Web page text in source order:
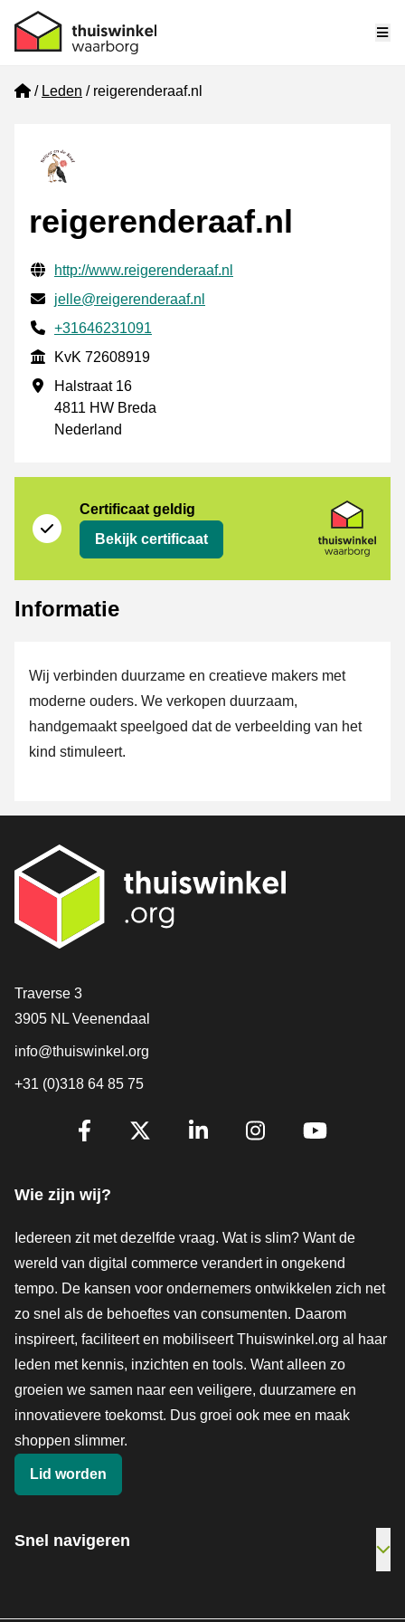
Home
Leden reigerenderaaf.nl
reigerenderaaf.nl
Gecontroleerde contactgegevens
Website URL
http://www.reigerenderaaf.nl
E-mail
jelle@reigerenderaaf.nl
Telefoonnummer
+31646231091
KvK
KvK 72608919
Vestigingsadres
Halstraat 16
4811 HW Breda
Nederland
Certificaat geldig
Bekijk certificaat
Informatie
Wij verbinden duurzame en creatieve makers met
moderne ouders. We verkopen duurzaam,
handgemaakt speelgoed dat de verbeelding van het
kind stimuleert.
Contact
Traverse 3
3905 NL Veenendaal
info@thuiswinkel.org
+31 (0)318 64 85 75
Volg je ons al?
Wie zijn wij?
Iedereen zit met dezelfde vraag. Wat is slim? Want de
wereld van digital commerce verandert in ongekend
tempo. De kansen voor ondernemers ontwikkelen zich net
zo snel als de behoeftes van consumenten. Daarom
inspireert, faciliteert en mobiliseert Thuiswinkel.org al haar
leden met kennis, inzichten en tools. Want alleen zo
groeien we samen naar een veiligere, duurzamere en
innovatievere toekomst. Dus groei ook mee en maak
shoppen slimmer.
Lid worden
Snel navigeren